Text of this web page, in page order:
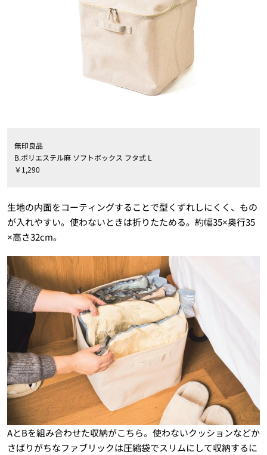
無印良品
B.ポリエステル麻 ソフトボックス フタ式 L
￥1,290
生地の内面をコーティングすることで型くずれしにくく、もの
が入れやすい。使わないときは折りたためる。約幅35×奥行35
×高さ32cm。
AとBを組み合わせた収納がこちら。使わないクッションなどか
さばりがちなファブリックは圧縮袋でスリムにして収納するに